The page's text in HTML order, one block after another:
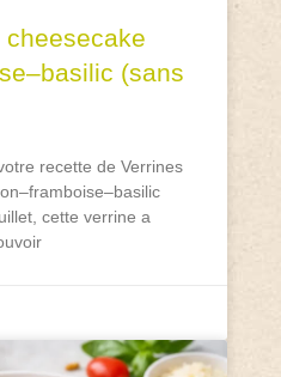
(sans
recette de Verrines
cette verrine a